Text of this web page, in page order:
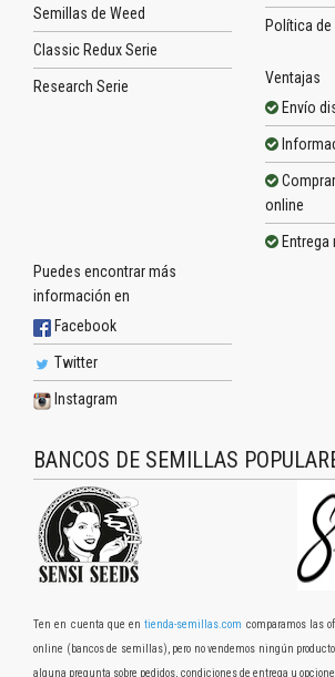
Semillas de Weed
Classic Redux Serie
Research Serie
Política de
Ventajas
Envío
online
Entrega
Puedes encontrar más
información en
Facebook
Twitter
Instagram
BANCOS DE SEMILLAS
Ten en cuenta que entienda-semillas.com comparamos las
online (bancos de semillas), pero no vendemos ningún
alguna pregunta sobre pedidos, condiciones de entrega u